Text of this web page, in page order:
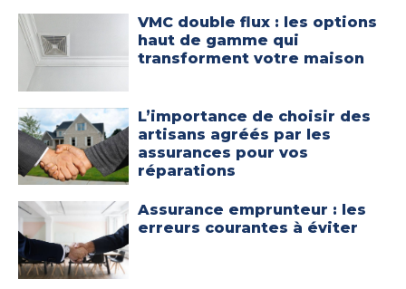
VMC double flux : les options
haut de gamme qui
transforment votre maison
L’importance de choisir des
artisans agréés par les
assurances pour vos
réparations
Assurance emprunteur : les
erreurs courantes à éviter